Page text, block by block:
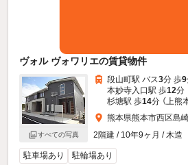
ヴォル ヴォワリエの賃貸物件
すべての写真
段山町駅 バス3分 歩9
本妙寺入口駅 歩12分
杉塘駅 歩14分 （上熊
熊本県熊本市西区島
2階建 / 10年9ヶ月 / 木造
駐車場あり 駐輪場あり